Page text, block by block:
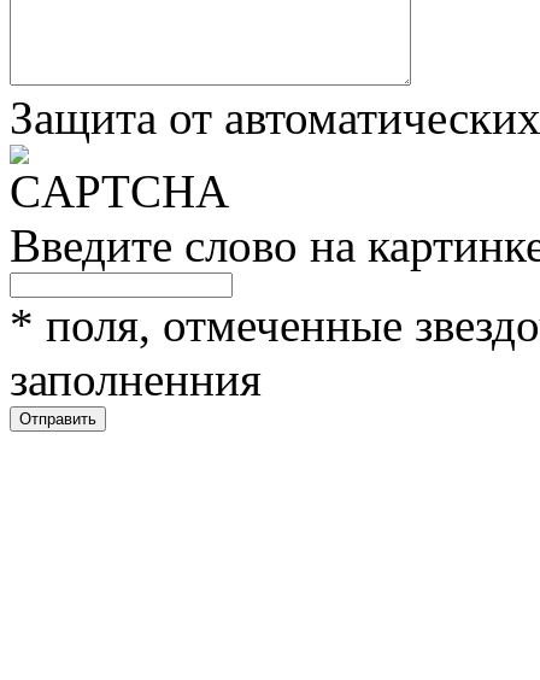
Защита от
Введите слово на
* поля, отмеченные
заполненния